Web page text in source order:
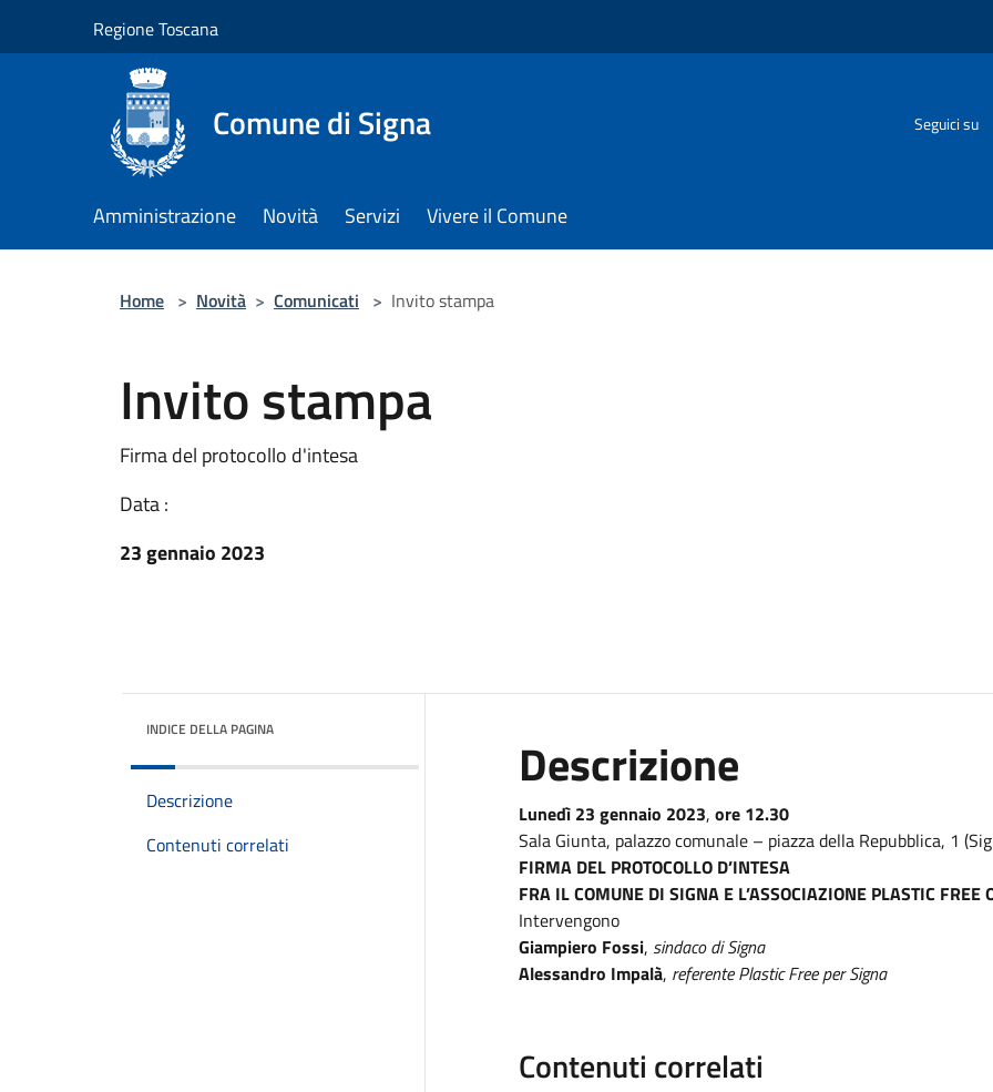
Regione Toscana
Comune di Signa Seguici su
Amministrazione Novità Servizi Vivere il Comune
Home > Novità > Comunicati > Invito stampa
Invito stampa
Firma del protocollo d'intesa
Data :
23 gennaio 2023
INDICE DELLA PAGINA
Descrizione
Contenuti correlati
Descrizione
Lunedì 23 gennaio 2023, ore 12.30
Sala Giunta, palazzo comunale – piazza della Repubblica, 1
FIRMA DEL PROTOCOLLO D’INTESA
FRA IL COMUNE DI SIGNA E L’ASSOCIAZIONE PLASTIC FREE
Intervengono
Giampiero Fossi, sindaco di Signa
Alessandro Impalà, referente Plastic Free per Signa
Contenuti correlati